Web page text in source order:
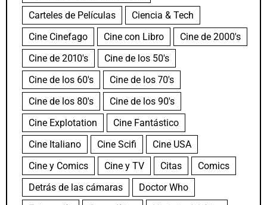
Carteles de Películas
Ciencia & Tech
Cine Cinefago
Cine con Libro
Cine de 2000's
Cine de 2010's
Cine de los 50's
Cine de los 60's
Cine de los 70's
Cine de los 80's
Cine de los 90's
Cine Explotation
Cine Fantástico
Cine Italiano
Cine Scifi
Cine USA
Cine y Comics
Cine y TV Citas
Comics
Detrás de las cámaras
Doctor Who